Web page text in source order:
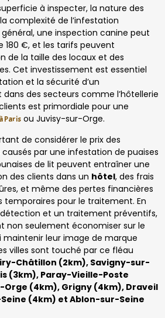
à inspecter, la nature des
complexité de l’infestation
une inspection canine peut
€, et les tarifs peuvent
de la taille des locaux et des
Cet investissement est essentiel
et la sécurité d’un
des secteurs comme l’hôtellerie
est primordiale pour une
Paris ou Juvisy-sur-Orge.
de considérer le prix des
par une infestation de puaises
de lit peuvent entraîner une
des clients dans un hôtel, des frais
et même des pertes financières
temporaires pour le traitement. En
et un traitement préventifs,
non seulement économiser sur le
maintenir leur image de marque
villes sont touché par ce fléau
Châtillon (2km), Savigny-sur-
(3km), Paray-Vieille-Poste
(4km), Grigny (4km), Draveil
(4km) et Ablon-sur-Seine